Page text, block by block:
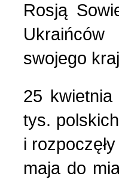
Rosją
swojego
25 kwietnia
tys.
i
maja do